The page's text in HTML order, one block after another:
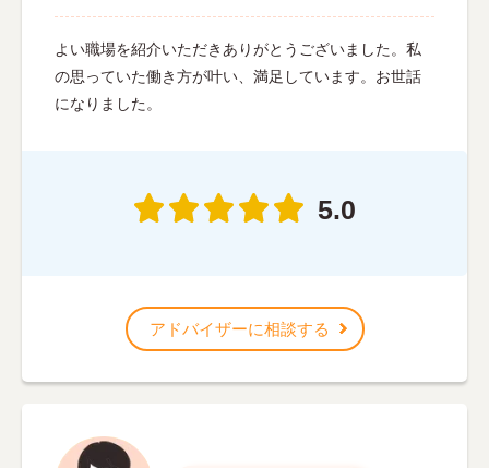
よい職場を紹介いただきありがとうございました。私
の思っていた働き方が叶い、満足しています。お世話
になりました。
5.0
アドバイザーに相談する